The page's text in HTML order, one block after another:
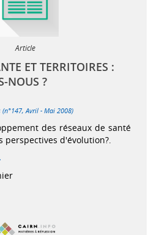
Article
ET TERRITOIRES :
NOUS ?
Avril - Mai 2008)
des réseaux de santé
d'évolution?.